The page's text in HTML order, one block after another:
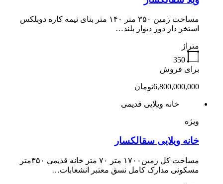
مساحت زمین ۳۵۰ متر ۱۴۰ متر بنای نیمه کاره دوبلکس
استخر دار دور دیوار بلند…
متراژ
350
برای فروش
6,800,000,000تومان
خانه ویلایی قدیمی
ویژه
خانه ویلایی سقالکسار
مساحت کل زمین۱۷۰۰ متر ۷۰ متر خانه قدیمی ۳۵۰متر
مسکونی مدارک کامل نسق معتبر انشعابات…